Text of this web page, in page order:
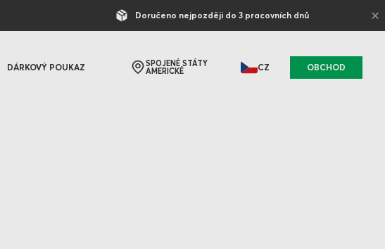
Doručeno nejpozději do 3 pracovních dnů ×
DÁRKOVÝ POUKAZ SPOJENÉ STÁTY
AMERICKÉ CZ OBCHOD